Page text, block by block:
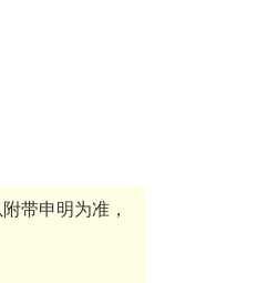
带申明为准，